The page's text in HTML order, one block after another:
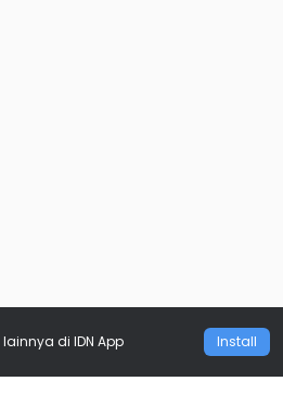
lainnya di IDN App Install